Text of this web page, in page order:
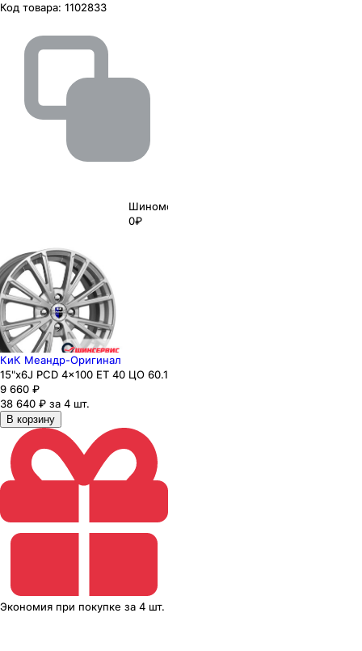
Код товара: 1102833
Шиномонтаж
0₽
КиК Меандр-Оригинал
15"x6J PCD 4x100 ЕТ 40 ЦО 60.1
9 660 ₽
38 640 ₽ за 4 шт.
В корзину
Экономия при покупке за 4 шт.